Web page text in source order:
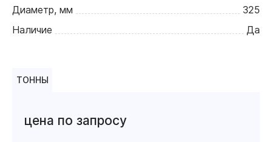
Диаметр, мм
325
Наличие
Да
ТОННЫ
цена по запросу